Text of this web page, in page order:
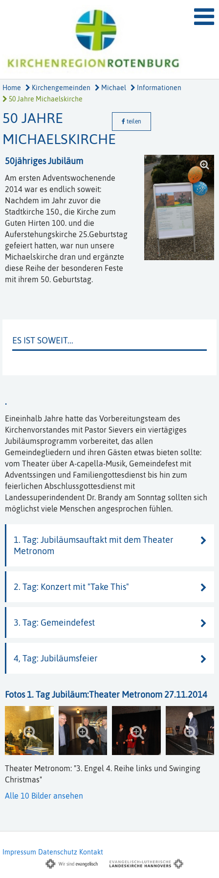
Home Kirchengemeinden Michael
Informationen
50 Jahre Michaelskirche
50 JAHRE
MICHAELSKIRCHE
teilen
50jähriges Jubiläum
Am ersten Adventswochenende
2014 war es endlich soweit:
Nachdem im Jahr zuvor die
Stadtkirche 150., die Kirche zum
Guten Hirten 100. und die
Auferstehungskirche 25.Geburtstag
gefeiert hatten, war nun unsere
Michaelskirche dran und ergänzte
diese Reihe der besonderen Feste
mit ihrem 50. Geburtstag.
ES IST SOWEIT...
.
Eineinhalb Jahre hatte das Vorbereitungsteam des
Kirchenvorstandes mit Pastor Sievers ein viertägiges
Jubiläumsprogramm vorbereitet, das allen
Gemeindegliedern und ihren Gästen etwas bieten sollte:
vom Theater über A-capella-Musik, Gemeindefest mit
Adventssingen und Familiengottesdienst bis hin zum
feierlichen Abschlussgottesdienst mit
Landessuperindendent Dr. Brandy am Sonntag sollten sich
möglichst viele Menschen angesprochen fühlen.
1. Tag: Jubiläumsauftakt mit dem Theater
Metronom
2. Tag: Konzert mit "Take This"
3. Tag: Gemeindefest
4, Tag: Jubiläumsfeier
Fotos 1. Tag Jubiläum:Theater Metronom 27.11.2014
Theater Metronom: "3. Engel 4. Reihe links und Swinging
Christmas"
Alle 10 Bilder ansehen
Impressum Datenschutz Kontakt